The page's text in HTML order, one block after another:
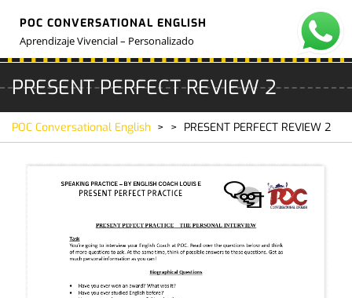
content
POC CONVERSATIONAL ENGLISH
Aprendizaje Vivencial – Personalizado
PRESENT PERFECT REVIEW 2
POC Conversational English > > PRESENT PERFECT REVIEW 2